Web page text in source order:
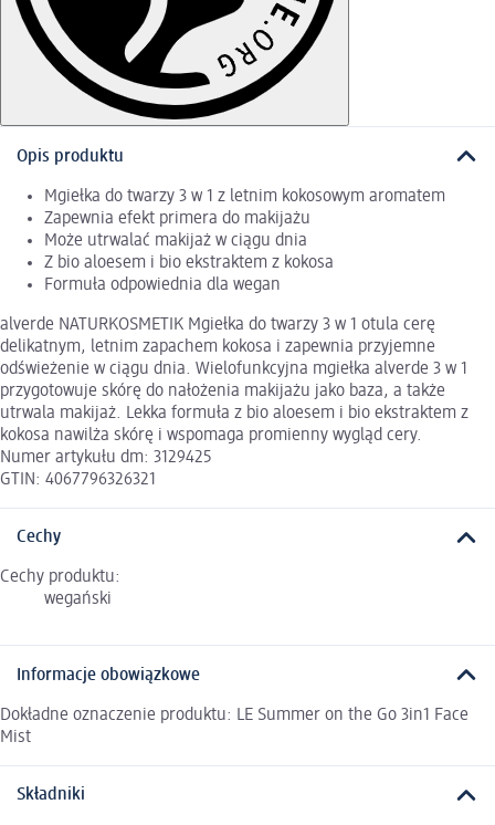
Opis produktu
Mgiełka do twarzy 3 w 1 z letnim kokosowym aromatem
Zapewnia efekt primera do makijażu
Może utrwalać makijaż w ciągu dnia
Z bio aloesem i bio ekstraktem z kokosa
Formuła odpowiednia dla wegan
alverde NATURKOSMETIK Mgiełka do twarzy 3 w 1 otula cerę
delikatnym, letnim zapachem kokosa i zapewnia przyjemne
odświeżenie w ciągu dnia. Wielofunkcyjna mgiełka alverde 3 w 1
przygotowuje skórę do nałożenia makijażu jako baza, a także
utrwala makijaż. Lekka formuła z bio aloesem i bio ekstraktem z
kokosa nawilża skórę i wspomaga promienny wygląd cery.
Numer artykułu dm: 3129425
GTIN: 4067796326321
Cechy
Cechy produktu:
wegański
Informacje obowiązkowe
Dokładne oznaczenie produktu: LE Summer on the Go 3in1 Face
Mist
Składniki